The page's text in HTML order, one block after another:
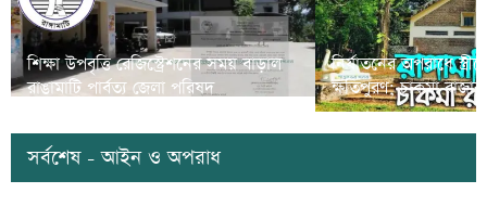
শিক্ষা উপবৃত্তি রেজিস্ট্রেশনের সময় বাড়াল
রাঙামাটি পার্বত্য জেলা পরিষদ
নির্যাতনের অপরাধে
ক্ষতিপুরণ; চাকমা
সর্বশেষ - আইন ও অপরাধ